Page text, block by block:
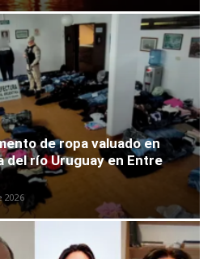
de ropa valuado en
del río Uruguay en Entre
2026